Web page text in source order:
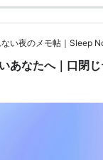
い夜のメモ帖｜Sleep
あなたへ｜口閉